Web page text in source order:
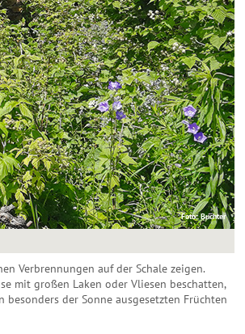
Foto: Buchter
Verbrennungen auf der Schale zeigen.
mit großen Laken oder Vliesen beschatten,
der Sonne ausgesetzten Früchten